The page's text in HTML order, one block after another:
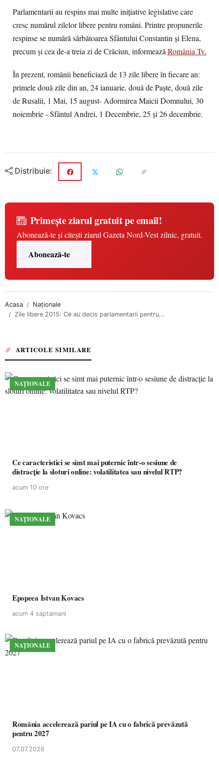
Parlamentarii au respins mai multe iniţiative legislative care
cresc numărul zilelor libere pentru români. Printre propunerile
respinse se numără sărbătoarea Sfântului Constantin şi Elena,
precum și cea de-a treia zi de Crăciun, informeazăRomânia Tv.
În prezent, românii beneficiază de 13 zile libere în fiecare an:
primele două zile din an, 24 ianuarie, două de Paşte, două zile
de Rusalii, 1 Mai, 15 august- Adormirea Maicii Domnului, 30
noiembrie - Sfântul Andrei, 1 Decembrie, 25 şi 26 decembrie.
Distribuie:
Primește ziarul gratuit pe email!
Abonează-te și citești ziarul Gazeta Nord-Vest zilnic, gratuit.
Abonează-te
Acasa
Naționale
Zile libere 2015: Ce au decis parlamentarii pentru...
ARTICOLE SIMILARE
NAȚIONALE
Ce caracteristici se simt mai puternic într-o sesiune de
distracție la sloturi online: volatilitatea sau nivelul RTP?
acum 10 ore
NAȚIONALE
Epopeea Istvan Kovacs
acum 4 saptamani
NAȚIONALE
România accelerează pariul pe IA cu o fabrică prevăzută
pentru 2027
07.07.2026